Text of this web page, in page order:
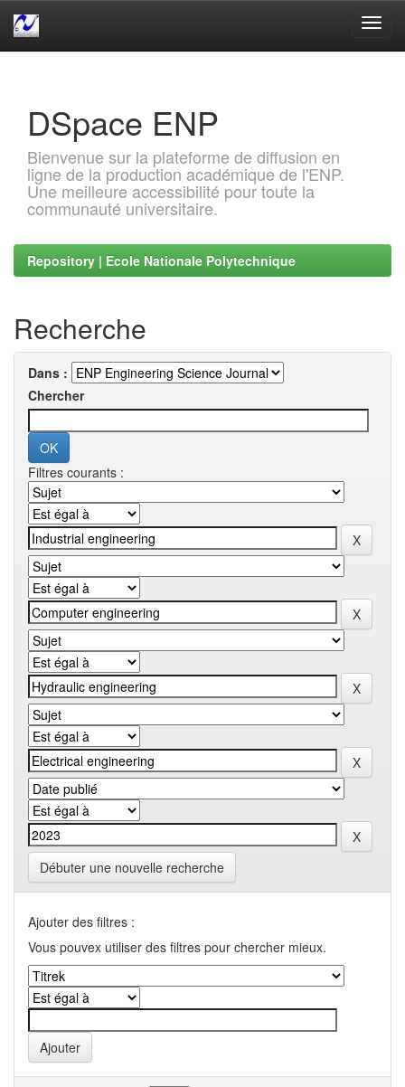
DSpace ENP
Bienvenue sur la plateforme de diffusion en
ligne de la production académique de l'ENP.
Une meilleure accessibilité pour toute la
communauté universitaire.
Repository | Ecole Nationale Polytechnique
Recherche
Dans :
Chercher
Filtres courants :
Débuter une nouvelle recherche
Ajouter des filtres :
Vous pouvex utiliser des filtres pour chercher mieux.